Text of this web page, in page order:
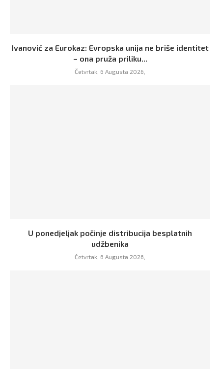
Ivanović za Eurokaz: Evropska unija ne briše identitet
– ona pruža priliku...
Četvrtak, 6 Augusta 2026,
U ponedjeljak počinje distribucija besplatnih
udžbenika
Četvrtak, 6 Augusta 2026,